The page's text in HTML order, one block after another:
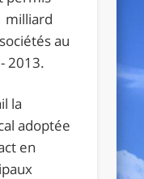
milliard
au
2013.
la
adoptée
en